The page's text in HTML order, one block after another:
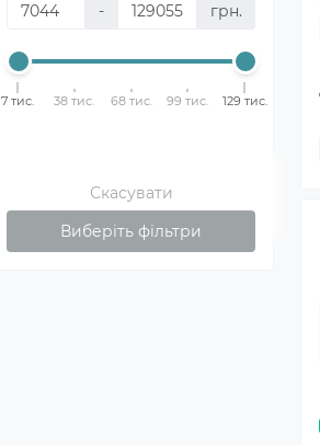
- грн.
7 тис. 38 тис. 68 тис. 99 тис. 129 тис.
Скасувати
Виберіть фільтри